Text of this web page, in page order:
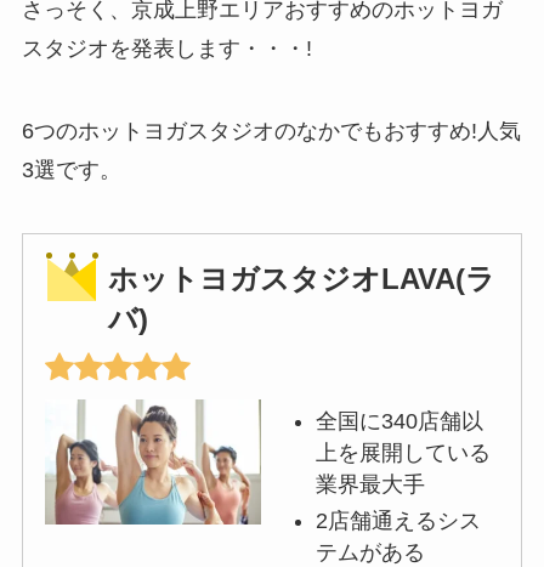
さっそく、京成上野エリアおすすめのホットヨガ
スタジオを発表します・・・!
6つのホットヨガスタジオのなかでもおすすめ!人気
3選です。
ホットヨガスタジオLAVA(ラ
バ)
全国に340店舗以
上を展開している
業界最大手
2店舗通えるシス
テムがある